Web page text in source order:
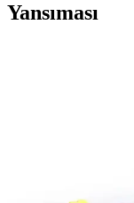
Yansıması